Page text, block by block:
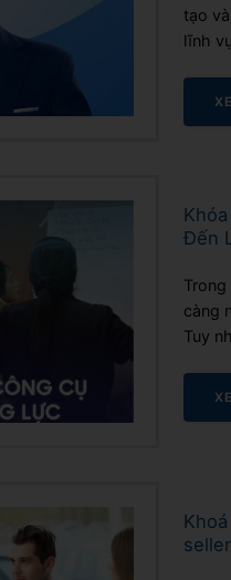
tạo
lĩnh
Đến
càng
Tuy
seller